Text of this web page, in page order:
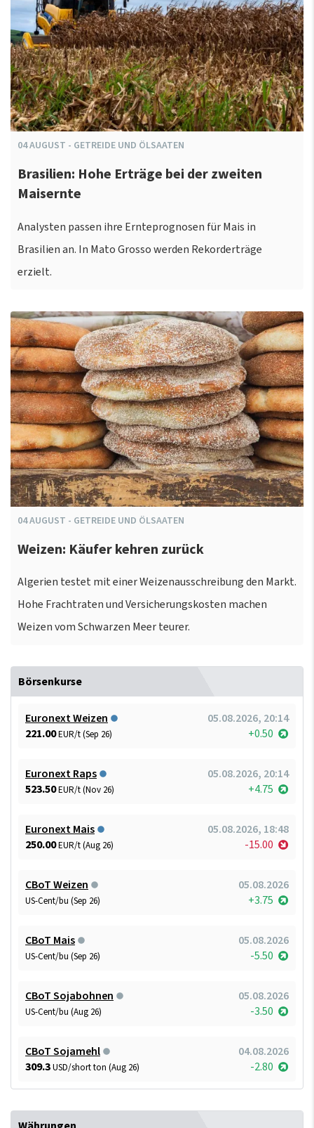
04AUGUST - GETREIDE UND ÖLSAATEN
Brasilien: Hohe Erträge bei der zweiten
Maisernte
Analysten passen ihre Ernteprognosen für Mais in
Brasilien an. In Mato Grosso werden Rekorderträge
erzielt.
04AUGUST - GETREIDE UND ÖLSAATEN
Weizen: Käufer kehren zurück
Algerien testet mit einer Weizenausschreibung den Markt.
Hohe Frachtraten und Versicherungskosten machen
Weizen vom Schwarzen Meer teurer.
Börsenkurse
Euronext Weizen
05.08.2026, 20:14
221.00EUR/t (Sep 26) +0.50
Euronext Raps
05.08.2026, 20:14
523.50EUR/t (Nov 26) +4.75
Euronext Mais
05.08.2026, 18:48
250.00EUR/t (Aug 26) -15.00
CBoT Weizen 05.08.2026
US-Cent/bu (Sep 26) +3.75
CBoT Mais 05.08.2026
US-Cent/bu (Sep 26) -5.50
CBoT Sojabohnen 05.08.2026
US-Cent/bu (Aug 26) -3.50
CBoT Sojamehl
04.08.2026
309.3USD/short ton (Aug 26) -2.80